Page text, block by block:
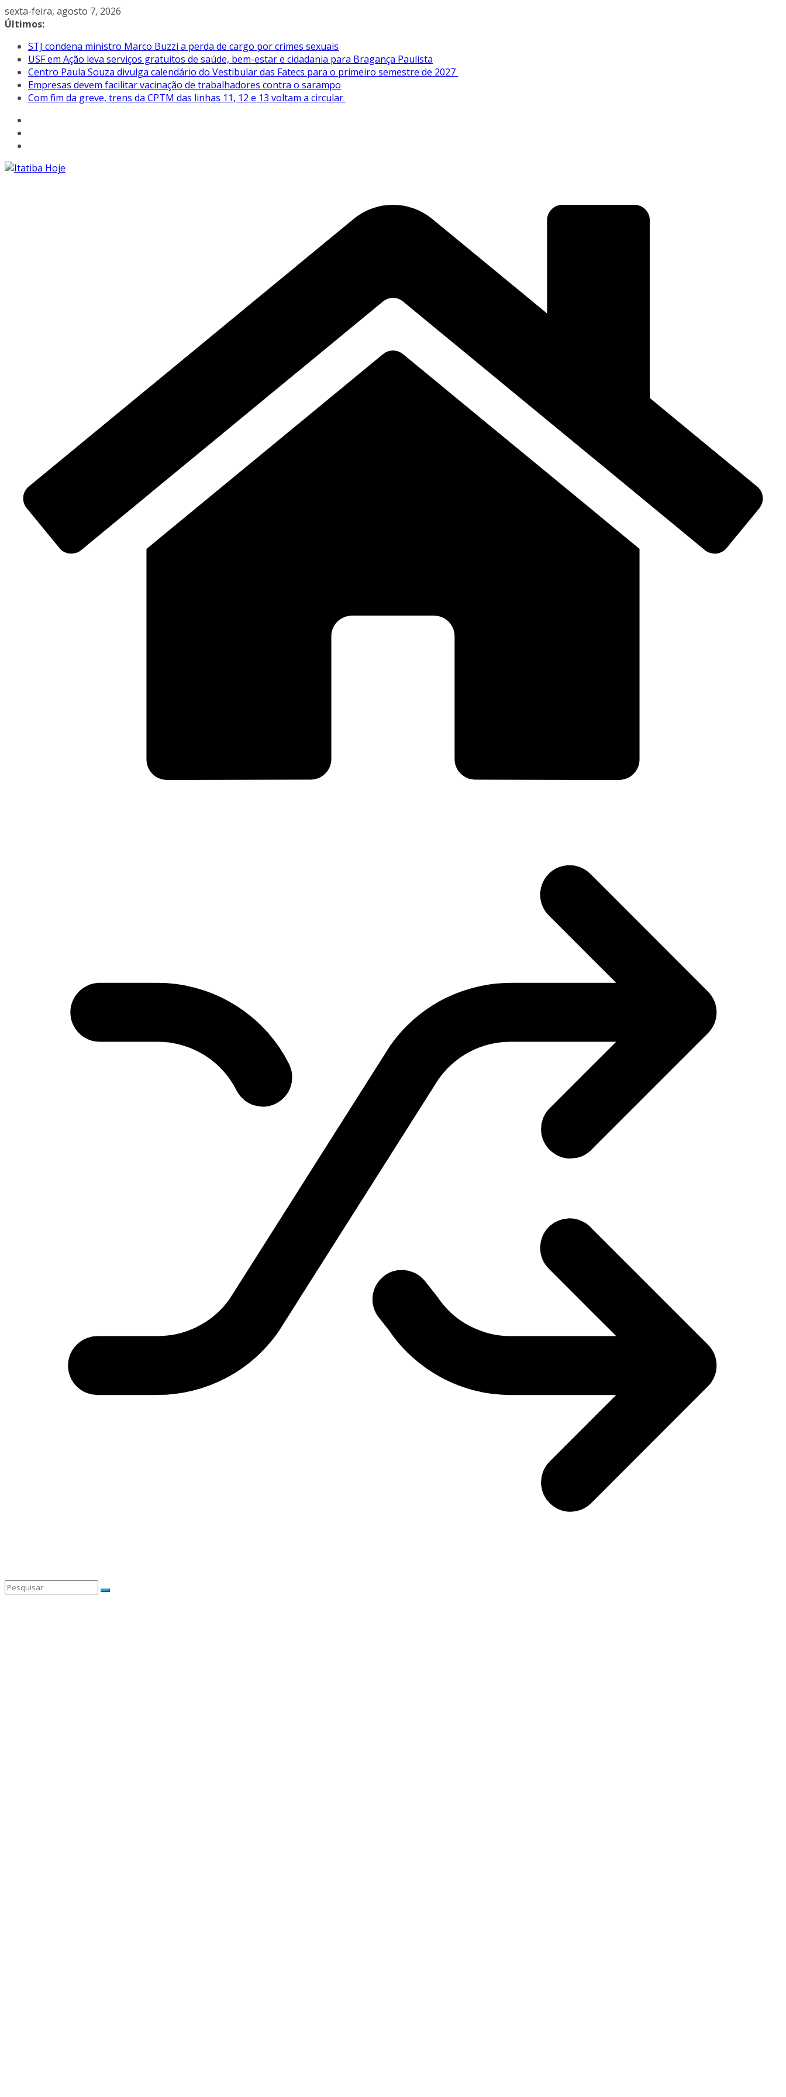
Pular
para
conteúdo
sexta-feira, agosto 7, 2026
Últimos:
STJ condena ministro Marco Buzzi a perda de cargo por crimes sexuais
USF em Ação leva serviços gratuitos de saúde, bem-estar e cidadania para Bragança Paulista
Centro Paula Souza divulga calendário do Vestibular das Fatecs para o primeiro semestre de 2027
Empresas devem facilitar vacinação de trabalhadores contra o sarampo
Com fim da greve, trens da CPTM das linhas 11, 12 e 13 voltam a circular